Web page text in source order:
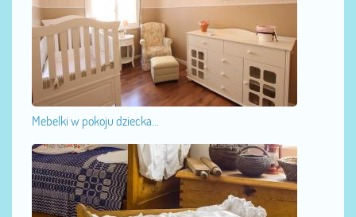
Mebelki w pokoju dziecka...